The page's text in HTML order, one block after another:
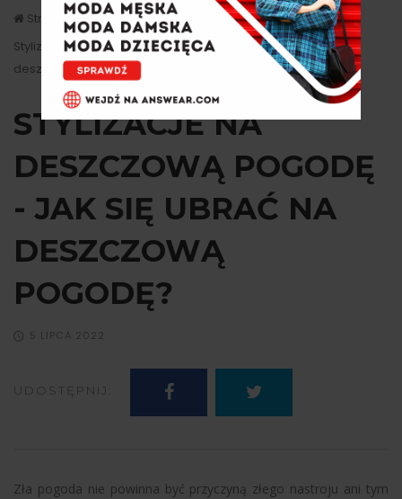
Strona główna
Stylizacje
Stylizacje na deszczową pogodę - Jak się ubrać na
deszczową pogodę?
STYLIZACJE NA
DESZCZOWĄ POGODĘ
- JAK SIĘ UBRAĆ NA
DESZCZOWĄ
POGODĘ?
5 LIPCA 2022
UDOSTĘPNIJ:
Zła pogoda nie powinna być przyczyną złego nastroju ani tym